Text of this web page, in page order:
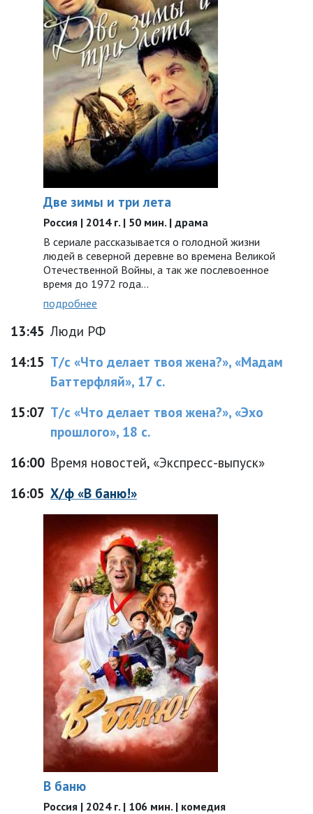
Две зимы и три лета
Россия | 2014 г. | 50 мин. | драма
В сериале рассказывается о голодной жизни
людей в северной деревне во времена Великой
Отечественной Войны, а так же послевоенное
время до 1972 года…
подробнее
13:45 Люди РФ
14:15 Т/с «Что делает твоя жена?», «Мадам
Баттерфляй», 17 с.
15:07 Т/с «Что делает твоя жена?», «Эхо
прошлого», 18 с.
16:00 Время новостей, «Экспресс-выпуск»
16:05 Х/ф «В баню!»
В баню
Россия | 2024 г. | 106 мин. | комедия